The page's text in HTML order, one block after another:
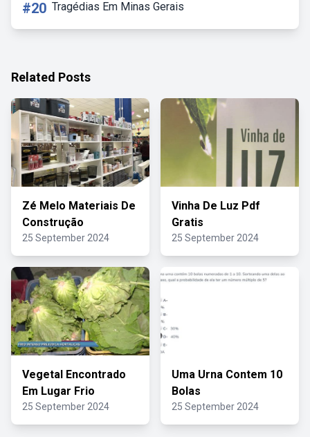
#20 Tragédias Em Minas Gerais
Related Posts
Zé Melo Materiais De
Construção
25 September 2024
Vinha De Luz Pdf
Gratis
25 September 2024
Vegetal Encontrado
Em Lugar Frio
25 September 2024
Uma Urna Contem 10
Bolas
25 September 2024